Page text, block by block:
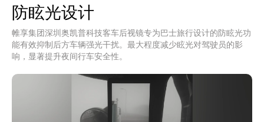
防眩光设计
帷享集团深圳奥凯普科技客车后视镜专为巴士旅行设计的防眩光功
能有效抑制后方车辆强光干扰。最大程度减少眩光对驾驶员的影
响，显著提升夜间行车安全性。